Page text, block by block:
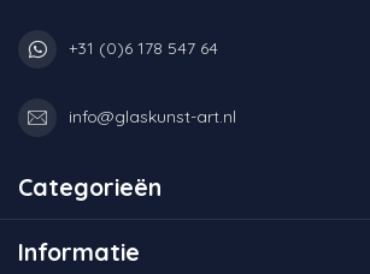
+31 (0)6 178 547 64
info@glaskunst-art.nl
Categorieën
Informatie